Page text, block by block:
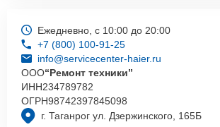
г. Таганрог ул. Дзержинского, 165Б
Ежедневно, с 10:00 до 20:00
+7 (800) 100-91-25
info@servicecenter-haier.ru
ООО“Ремонт техники”
ИНН234789782
ОГРН98742397845098